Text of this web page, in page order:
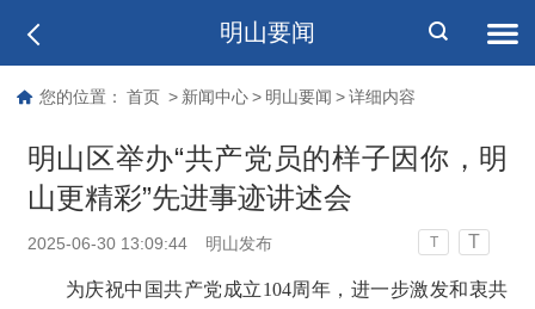
明山要闻
您的位置： 首页 > 新闻中心 > 明山要闻 > 详细内容
明山区举办“共产党员的样子因你，明
山更精彩”先进事迹讲述会
2025-06-30 13:09:44 明山发布 T T
为庆祝中国共产党成立104周年，进一步激发和衷共